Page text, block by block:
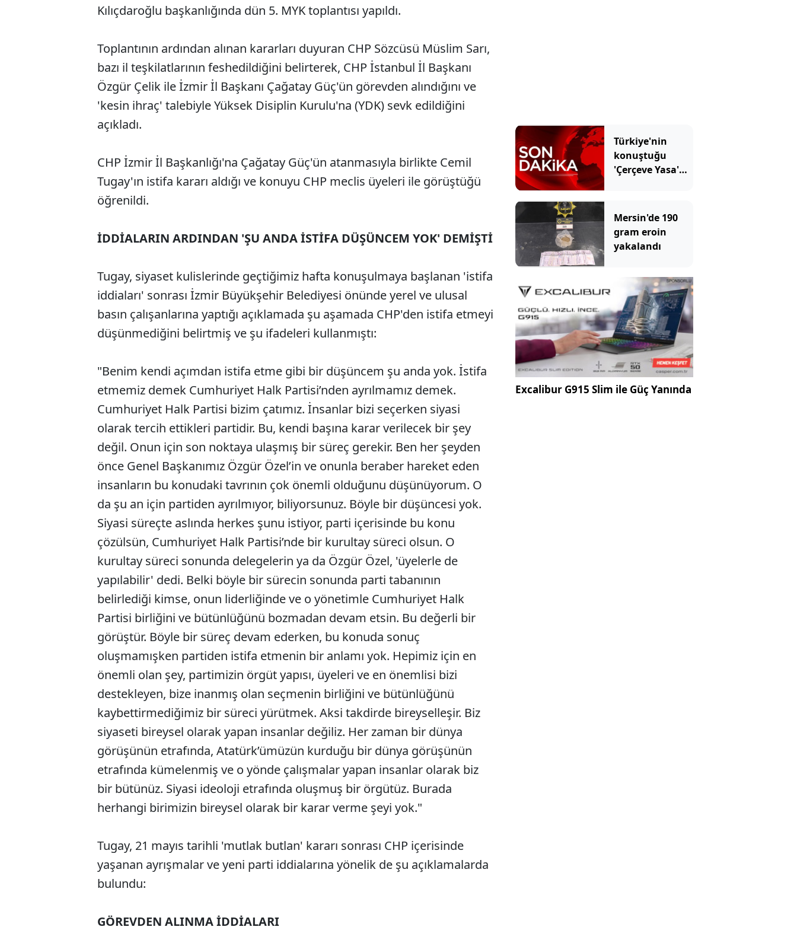
Kılıçdaroğlu başkanlığında dün 5. MYK toplantısı yapıldı.
Toplantının ardından alınan kararları duyuran CHP Sözcüsü Müslim Sarı,
bazı il teşkilatlarının feshedildiğini belirterek, CHP İstanbul İl Başkanı
Özgür Çelik ile İzmir İl Başkanı Çağatay Güç'ün görevden alındığını ve
'kesin ihraç' talebiyle Yüksek Disiplin Kurulu'na (YDK) sevk edildiğini
açıkladı.
CHP İzmir İl Başkanlığı'na Çağatay Güç'ün atanmasıyla birlikte Cemil
Tugay'ın istifa kararı aldığı ve konuyu CHP meclis üyeleri ile görüştüğü
öğrenildi.
İDDİALARIN ARDINDAN 'ŞU ANDA İSTİFA DÜŞÜNCEM YOK' DEMİŞTİ
Tugay, siyaset kulislerinde geçtiğimiz hafta konuşulmaya başlanan 'istifa
iddiaları' sonrası İzmir Büyükşehir Belediyesi önünde yerel ve ulusal
basın çalışanlarına yaptığı açıklamada şu aşamada CHP'den istifa etmeyi
düşünmediğini belirtmiş ve şu ifadeleri kullanmıştı:
"Benim kendi açımdan istifa etme gibi bir düşüncem şu anda yok. İstifa
etmemiz demek Cumhuriyet Halk Partisi’nden ayrılmamız demek.
Cumhuriyet Halk Partisi bizim çatımız. İnsanlar bizi seçerken siyasi
olarak tercih ettikleri partidir. Bu, kendi başına karar verilecek bir şey
değil. Onun için son noktaya ulaşmış bir süreç gerekir. Ben her şeyden
önce Genel Başkanımız Özgür Özel’in ve onunla beraber hareket eden
insanların bu konudaki tavrının çok önemli olduğunu düşünüyorum. O
da şu an için partiden ayrılmıyor, biliyorsunuz. Böyle bir düşüncesi yok.
Siyasi süreçte aslında herkes şunu istiyor, parti içerisinde bu konu
çözülsün, Cumhuriyet Halk Partisi’nde bir kurultay süreci olsun. O
kurultay süreci sonunda delegelerin ya da Özgür Özel, 'üyelerle de
yapılabilir' dedi. Belki böyle bir sürecin sonunda parti tabanının
belirlediği kimse, onun liderliğinde ve o yönetimle Cumhuriyet Halk
Partisi birliğini ve bütünlüğünü bozmadan devam etsin. Bu değerli bir
görüştür. Böyle bir süreç devam ederken, bu konuda sonuç
oluşmamışken partiden istifa etmenin bir anlamı yok. Hepimiz için en
önemli olan şey, partimizin örgüt yapısı, üyeleri ve en önemlisi bizi
destekleyen, bize inanmış olan seçmenin birliğini ve bütünlüğünü
kaybettirmediğimiz bir süreci yürütmek. Aksi takdirde bireyselleşir. Biz
siyaseti bireysel olarak yapan insanlar değiliz. Her zaman bir dünya
görüşünün etrafında, Atatürk’ümüzün kurduğu bir dünya görüşünün
etrafında kümelenmiş ve o yönde çalışmalar yapan insanlar olarak biz
bir bütünüz. Siyasi ideoloji etrafında oluşmuş bir örgütüz. Burada
herhangi birimizin bireysel olarak bir karar verme şeyi yok."
Tugay, 21 mayıs tarihli 'mutlak butlan' kararı sonrası CHP içerisinde
yaşanan ayrışmalar ve yeni parti iddialarına yönelik de şu açıklamalarda
bulundu:
GÖREVDEN ALINMA İDDİALARI
Türkiye'nin
konuştuğu
'Çerçeve Yasa'
Mersin'de 190
gram eroin
yakalandı
Excalibur G915 Slim ile Güç Yanında